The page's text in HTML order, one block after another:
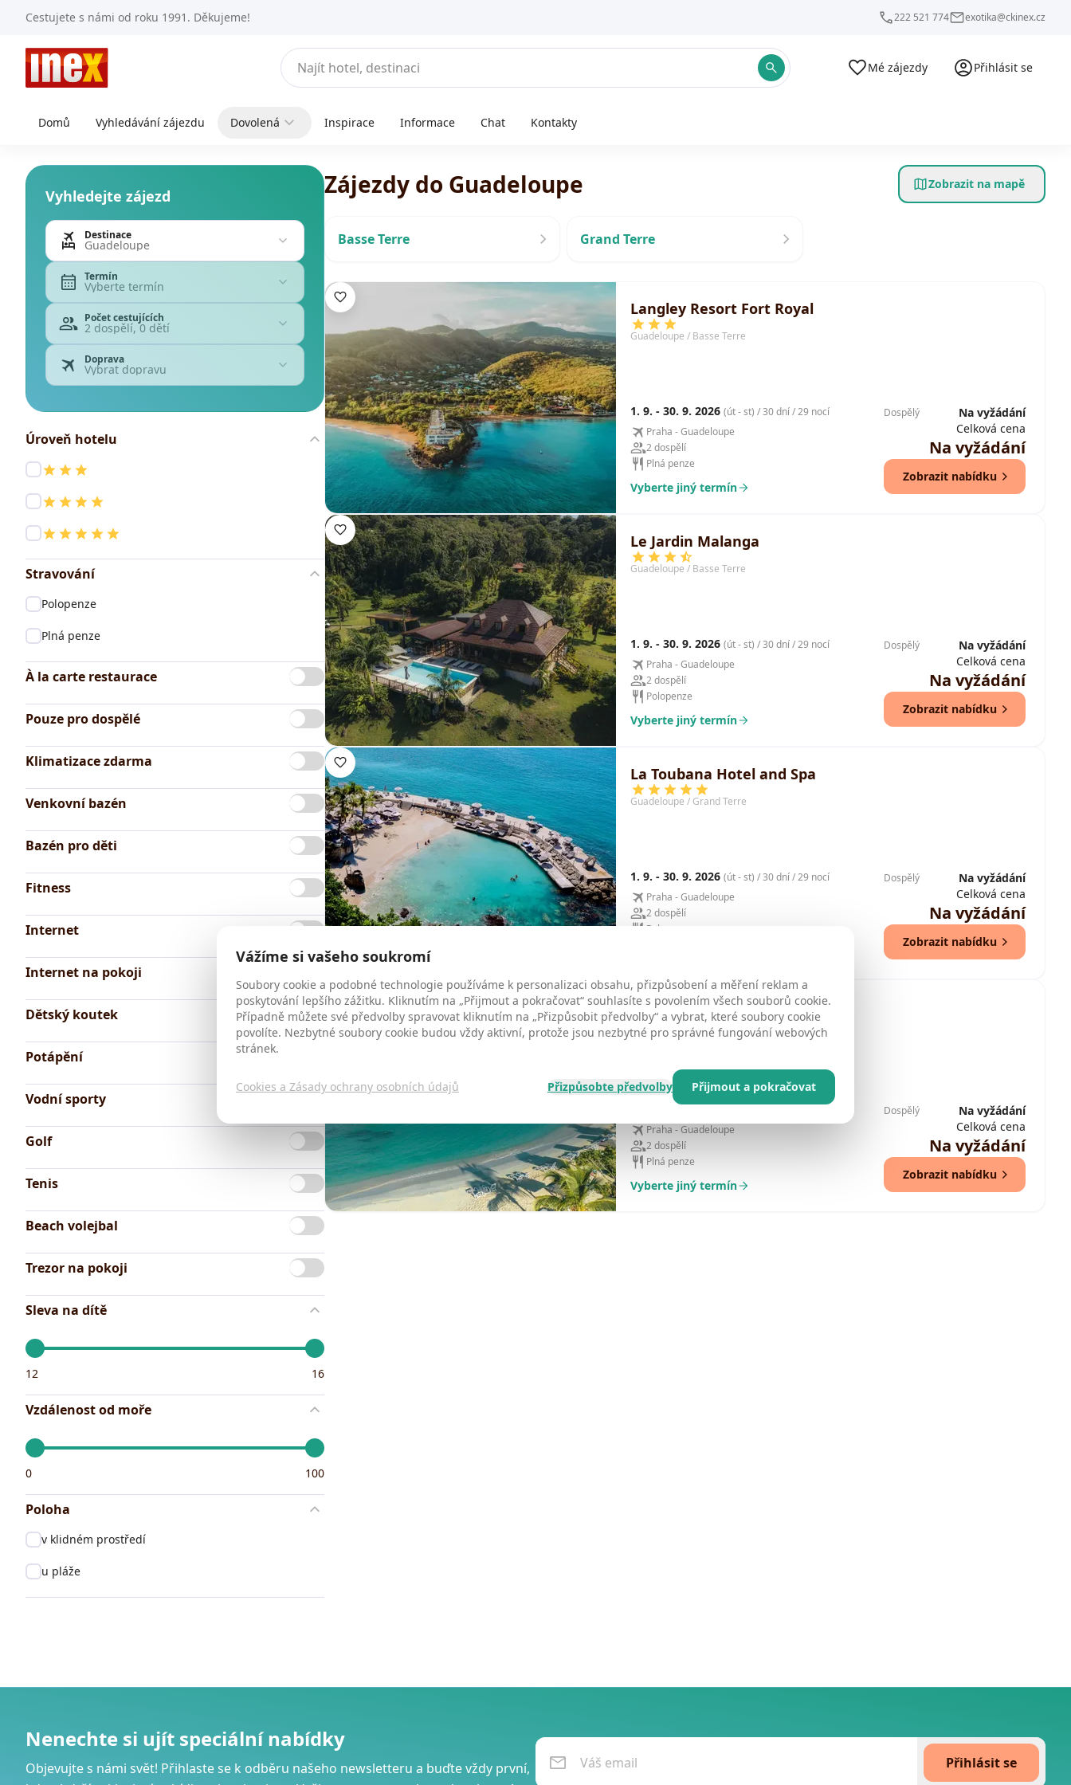
Cestujete s námi od roku 1991. Děkujeme! 222 521 774 exotika@ckinex.cz
Mé zájezdy Přihlásit se
Domů Vyhledávání zájezdu Dovolená Inspirace Informace Chat Kontakty
Vyhledejte zájezd
Destinace
Guadeloupe
Termín
Vyberte termín
Počet cestujících
2 dospělí, 0 dětí
Doprava
Vybrat dopravu
Úroveň hotelu
Stravování
Polopenze
Plná penze
À la carte restaurace
Pouze pro dospělé
Klimatizace zdarma
Venkovní bazén
Bazén pro děti
Fitness
Internet
Internet na pokoji
Dětský koutek
Potápění
Vodní sporty
Golf
Tenis
Beach volejbal
Trezor na pokoji
Sleva na dítě
12 16
Vzdálenost od moře
0 100
Poloha
v klidném prostředí
u pláže
Zájezdy do Guadeloupe Zobrazit na mapě
Basse Terre Grand Terre
Langley Resort Fort Royal
Guadeloupe / Basse Terre
1. 9. - 30. 9. 2026 (út - st) / 30 dní / 29 nocí
Praha - Guadeloupe
2 dospělí
Plná penze
Vyberte jiný termín
Dospělý
Na vyžádání
Celková cena
Na vyžádání
Zobrazit nabídku
Le Jardin Malanga
Guadeloupe / Basse Terre
1. 9. - 30. 9. 2026 (út - st) / 30 dní / 29 nocí
Praha - Guadeloupe
2 dospělí
Polopenze
Vyberte jiný termín
Dospělý
Na vyžádání
Celková cena
Na vyžádání
Zobrazit nabídku
La Toubana Hotel and Spa
Guadeloupe / Grand Terre
1. 9. - 30. 9. 2026 (út - st) / 30 dní / 29 nocí
Praha - Guadeloupe
2 dospělí
Polopenze
Dospělý
Na vyžádání
Celková cena
Na vyžádání
Zobrazit nabídku
La Creole Beach Hotel and Spa
Guadeloupe / Grand Terre
1. 9. - 30. 9. 2026
Praha - Guadeloupe
2 dospělí
Plná penze
Vyberte jiný termín
Dospělý
Na vyžádání
Celková cena
Na vyžádání
Zobrazit nabídku
Nenechte si ujít speciální nabídky
Objevujte s námi svět! Přihlaste se k odběru našeho newsletteru a buďte vždy první,
Přihlásit se
Vážíme si vašeho soukromí
Soubory cookie a podobné technologie používáme k personalizaci obsahu, přizpůsobení a měření reklam a
poskytování lepšího zážitku. Kliknutím na „Přijmout a pokračovat“ souhlasíte s povolením všech souborů cookie.
Případně můžete své předvolby spravovat kliknutím na „Přizpůsobit předvolby“ a vybrat, které soubory cookie
povolíte. Nezbytné soubory cookie budou vždy aktivní, protože jsou nezbytné pro správné fungování webových
stránek.
Cookies a Zásady ochrany osobních údajů Přizpůsobte předvolby Přijmout a pokračovat